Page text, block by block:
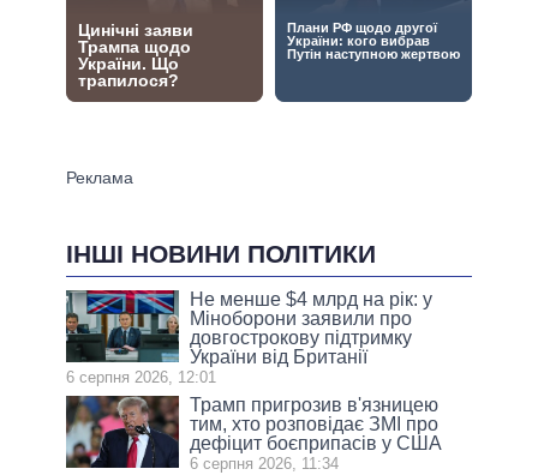
ІНШІ НОВИНИ ПОЛІТИКИ
Не менше $4 млрд на рік: у
Міноборони заявили про
довгострокову підтримку
України від Британії
6 серпня 2026, 12:01
Трамп пригрозив в'язницею
тим, хто розповідає ЗМІ про
дефіцит боєприпасів у США
6 серпня 2026, 11:34